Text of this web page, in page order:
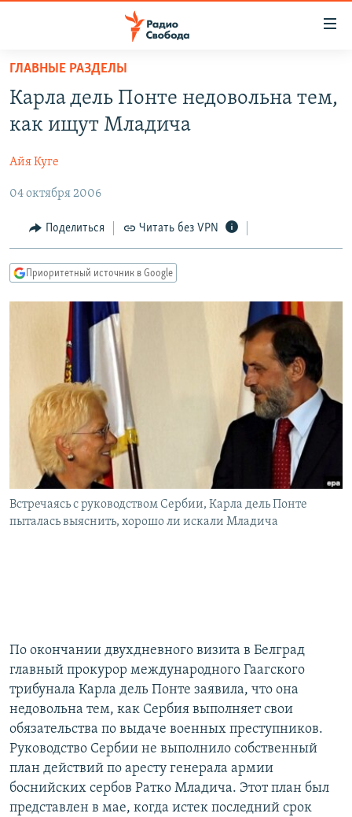
упрощенного
доступа
основному
Вернутся
главной
навигации
Вернутся
ПОДКАСТЫ
АВТОРСКИЕ ПРОЕКТЫ
ЦИТАТЫ СВОБОДЫ
МНЕНИЯ
КУЛЬТУРА
IDEL.РЕАЛИИ
КАВКАЗ.РЕАЛИИ
СЕВЕР.РЕАЛИИ
СИБИРЬ.РЕАЛИИ
РАСПИСАНИЕ ВЕЩАНИЯ
ПОДПИШИТЕСЬ НА РАССЫЛКУ
СОЦИАЛЬНЫЕ СЕТИ
ГЛАВНЫЕ РАЗДЕЛЫ
Карла дель Понте недовольна тем,
как ищут Младича
Айя Куге
04 октября 2006
Поделиться Читать без VPN
Приоритетный источник в Google
Встречаясь с руководством Сербии, Карла дель Понте
пыталась выяснить, хорошо ли искали Младича
По окончании двухдневного визита в Белград
главный прокурор международного Гаагского
трибунала Карла дель Понте заявила, что она
недовольна тем, как Сербия выполняет свои
обязательства по выдаче военных преступников.
Руководство Сербии не выполнило собственный
план действий по аресту генерала армии
боснийских сербов Ратко Младича. Этот план был
представлен в мае, когда истек последний срок